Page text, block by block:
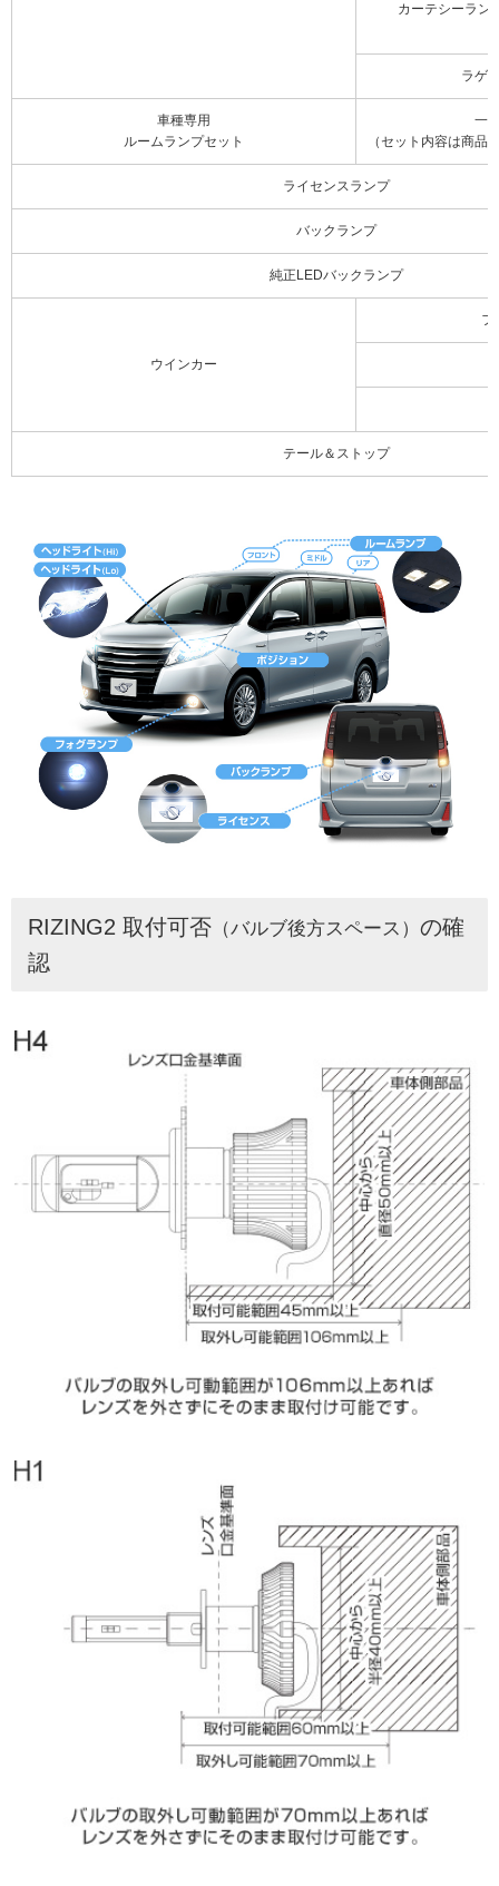
カーテシーラン
ラゲ
車種専用
ルームランプセット
一
（セット内容は商品
ライセンスランプ
バックランプ
純正LEDバックランプ
ウインカー
フ
テール＆ストップ
RIZING2 取付可否 （バルブ後方スペース） の確
認